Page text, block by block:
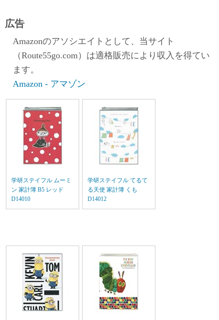
広告
Amazonのアソシエイトとして、当サイト
（Route55go.com）は適格販売により収入を得てい
ます。
Amazon - アマゾン
学研ステイフル ムーミ
ン 家計簿 B5 レッド
D14010
学研ステイフル てるて
る天使 家計簿 くも
D14012